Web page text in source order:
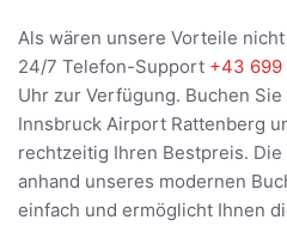
Als wären unsere Vorteile
24/7 Telefon-Support +43 699
Uhr zur Verfügung. Buchen
Innsbruck Airport Rattenberg
rechtzeitig Ihren Bestpreis.
anhand unseres modernen
einfach und ermöglicht Ihnen